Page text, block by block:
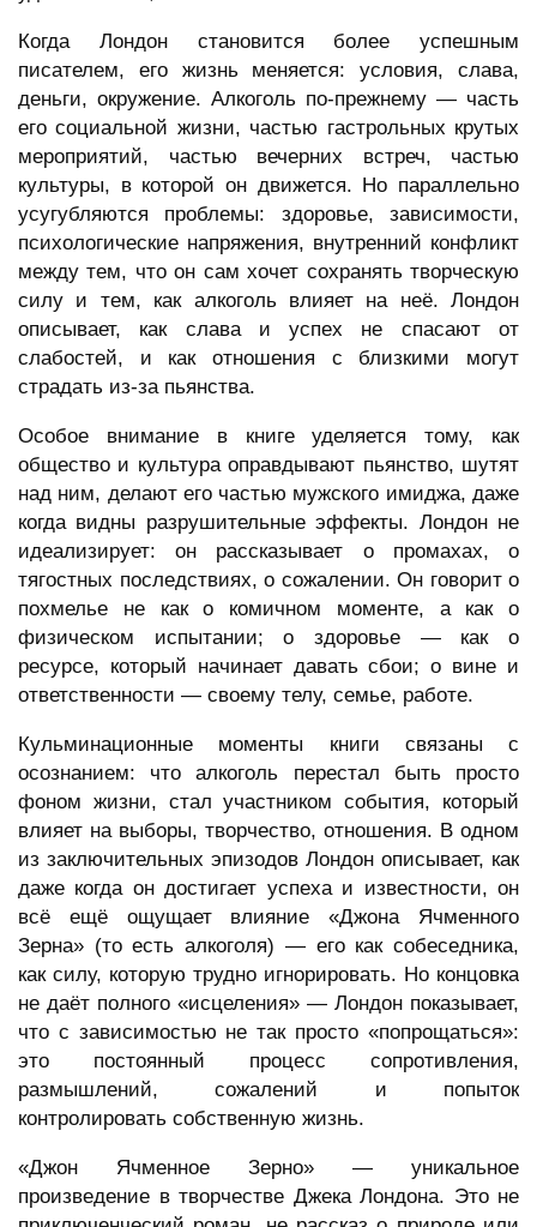
Когда Лондон становится более успешным
писателем, его жизнь меняется: условия, слава,
деньги, окружение. Алкоголь по-прежнему — часть
его социальной жизни, частью гастрольных крутых
мероприятий, частью вечерних встреч, частью
культуры, в которой он движется. Но параллельно
усугубляются проблемы: здоровье, зависимости,
психологические напряжения, внутренний конфликт
между тем, что он сам хочет сохранять творческую
силу и тем, как алкоголь влияет на неё. Лондон
описывает, как слава и успех не спасают от
слабостей, и как отношения с близкими могут
страдать из-за пьянства.
Особое внимание в книге уделяется тому, как
общество и культура оправдывают пьянство, шутят
над ним, делают его частью мужского имиджа, даже
когда видны разрушительные эффекты. Лондон не
идеализирует: он рассказывает о промахах, о
тягостных последствиях, о сожалении. Он говорит о
похмелье не как о комичном моменте, а как о
физическом испытании; о здоровье — как о
ресурсе, который начинает давать сбои; о вине и
ответственности — своему телу, семье, работе.
Кульминационные моменты книги связаны с
осознанием: что алкоголь перестал быть просто
фоном жизни, стал участником события, который
влияет на выборы, творчество, отношения. В одном
из заключительных эпизодов Лондон описывает, как
даже когда он достигает успеха и известности, он
всё ещё ощущает влияние «Джона Ячменного
Зерна» (то есть алкоголя) — его как собеседника,
как силу, которую трудно игнорировать. Но концовка
не даёт полного «исцеления» — Лондон показывает,
что с зависимостью не так просто «попрощаться»:
это постоянный процесс сопротивления,
размышлений, сожалений и попыток
контролировать собственную жизнь.
«Джон Ячменное Зерно» — уникальное
произведение в творчестве Джека Лондона. Это не